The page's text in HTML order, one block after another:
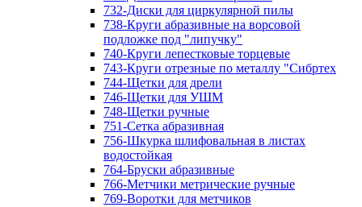
732-Диски для циркулярной пилы
738-Круги абразивные на ворсовой
подложке под "липучку"
740-Круги лепестковые торцевые
743-Круги отрезные по металлу "Сибртех
744-Щетки для дрели
746-Щетки для УШМ
748-Щетки ручные
751-Сетка абразивная
756-Шкурка шлифовальная в листах
водостойкая
764-Бруски абразивные
766-Метчики метрические ручные
769-Воротки для метчиков